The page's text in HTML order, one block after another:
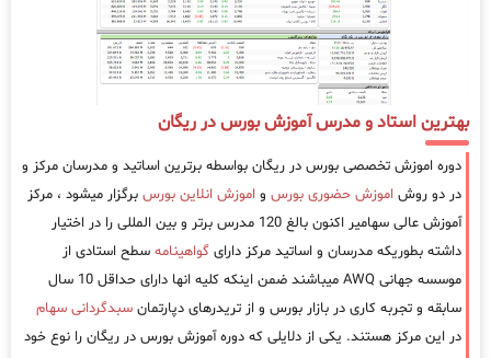
بهترین استاد و مدرس آموزش بورس در ریگان
دوره اموزش تخصصی بورس در ریگان بواسطه برترین اساتید و مدرسان مرکز و
در دو روش اموزش حضوری بورس و اموزش انلاین بورس برگزار میشود ، مرکز
آموزش عالی سهامیر اکنون بالغ 120 مدرس برتر و بین المللی را در اختیار
داشته بطوریکه مدرسان و اساتید مرکز دارای گواهینامه سطح استادی از
موسسه جهانی AWQ میباشند ضمن اینکه کلیه انها دارای حداقل 10 سال
سابقه و تجربه کاری در بازار بورس و از تریدرهای دپارتمان سبدگردانی سهام
در این مرکز هستند. یکی از دلایلی که دوره آموزش بورس در ریگان را نوع خود